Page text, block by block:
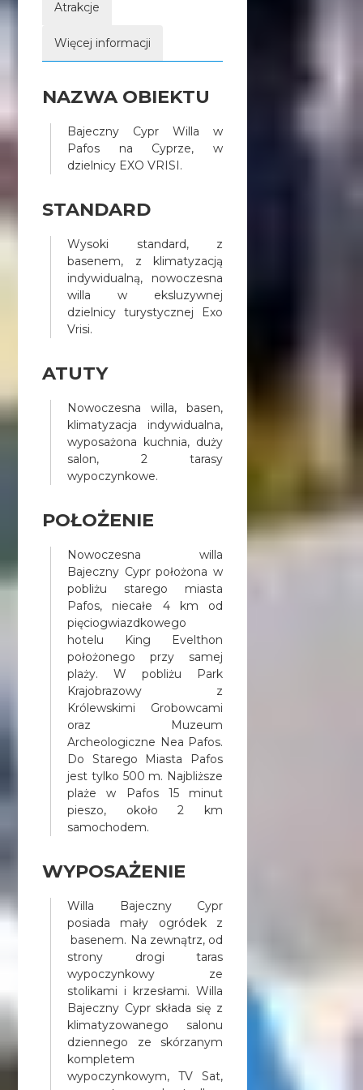
wakacji codziennych koncertów
znany Fesiwal Fama) ;
Ogólnodostępny taras przy
umożliwiający wypoczynek oraz
świeżym powietrzu;
Kącik wypoczynkowy w holu
przy recepcji z możliwością
Bezpłatny Internet
bezprzewodowy na terenie
obiektu;
Wszystkie pokoje wyposażone
w łazienkę, TV, telefon;
Niektóre pokoje z własnym
balkonem lub wyjściem na
wspólny taras
Wypożyczalnia rowerów –
życzenie Gości.
Atrakcje
Więcej informacji
NAZWA OBIEKTU
Bajeczny Cypr Willa w
Pafos na Cyprze, w
dzielnicy EXO VRISI.
STANDARD
Wysoki standard, z
basenem, z klimatyzacją
indywidualną, nowoczesna
willa w eksluzywnej
dzielnicy turystycznej Exo
Vrisi.
ATUTY
Nowoczesna willa, basen,
klimatyzacja indywidualna,
wyposażona kuchnia, duży
salon, 2 tarasy
wypoczynkowe.
POŁOŻENIE
Nowoczesna willa
Bajeczny Cypr położona w
pobliżu starego miasta
Pafos, niecałe 4 km od
pięciogwiazdkowego
hotelu King Evelthon
położonego przy samej
plaży. W pobliżu Park
Krajobrazowy z
Królewskimi Grobowcami
oraz Muzeum
Archeologiczne Nea Pafos.
Do Starego Miasta Pafos
jest tylko 500 m. Najbliższe
plaże w Pafos 15 minut
pieszo, około 2 km
samochodem.
WYPOSAŻENIE
Willa Bajeczny Cypr
posiada mały ogródek z
basenem. Na zewnątrz, od
strony drogi taras
wypoczynkowy ze
stolikami i krzesłami. Willa
Bajeczny Cypr składa się z
klimatyzowanego salonu
dziennego ze skórzanym
kompletem
wypoczynkowym, TV Sat,